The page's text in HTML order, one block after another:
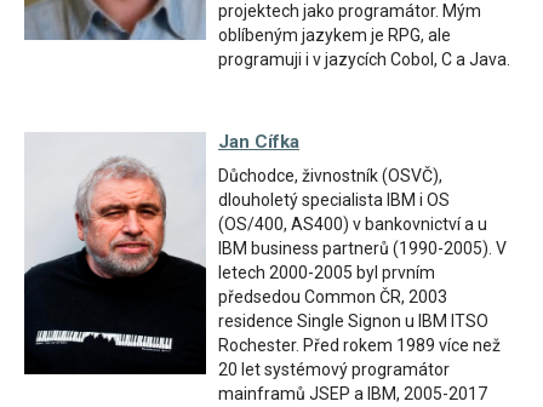
projektech jako programátor. Mým
oblíbeným jazykem je RPG, ale
programuji i v jazycích Cobol, C a Java.
Jan Cífka
Důchodce, živnostník (OSVČ),
dlouholetý specialista IBM i OS
(OS/400, AS400) v bankovnictví a u
IBM business partnerů (1990-2005). V
letech 2000-2005 byl prvním
předsedou Common ČR, 2003
residence Single Signon u IBM ITSO
Rochester. Před rokem 1989 více než
20 let systémový programátor
mainframů JSEP a IBM, 2005-2017